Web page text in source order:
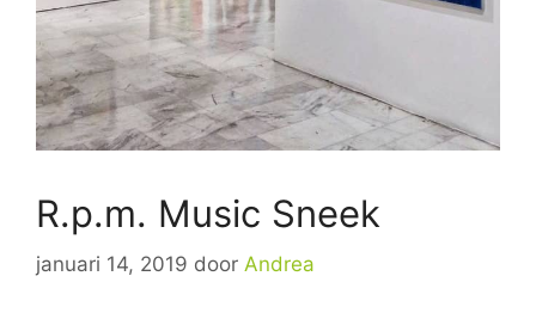
R.p.m. Music Sneek
januari 14, 2019 door Andrea